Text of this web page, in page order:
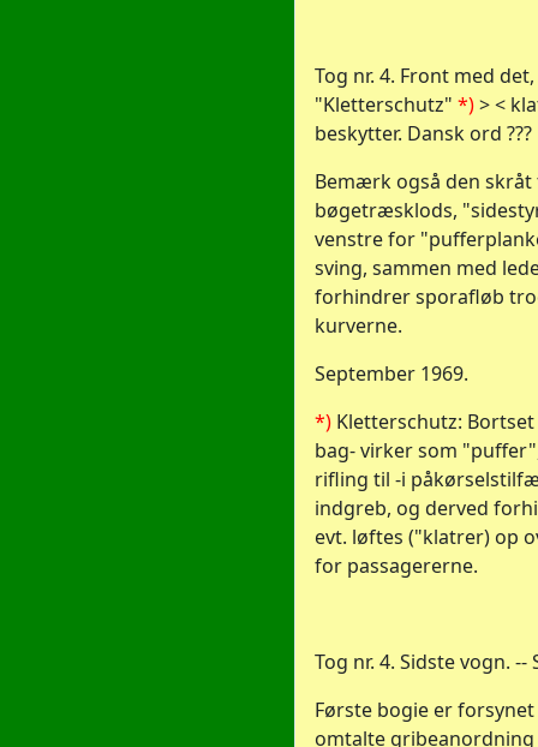
Tog nr. 4. Front med
"Kletterschutz" *)> <
beskytter. Dansk ord ???
Bemærk også den
bøgetræsklods,
venstre for
sving, sammen med
forhindrer sporafløb
kurverne.
September 1969.
*) Kletterschutz:
bag- virker som
rifling til -i
indgreb, og derved
evt. løftes ("klatrer) op
for passagererne.
Tog nr. 4. Sidste vogn.
Første bogie er
omtalte